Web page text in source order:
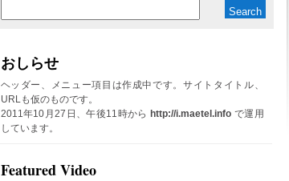
おしらせ
ヘッダー、メニュー項目は作成中です。サイトタイトル、
URLも仮のものです。
2011年10月27日、午後11時から http://i.maetel.info で運用
しています。
Featured Video